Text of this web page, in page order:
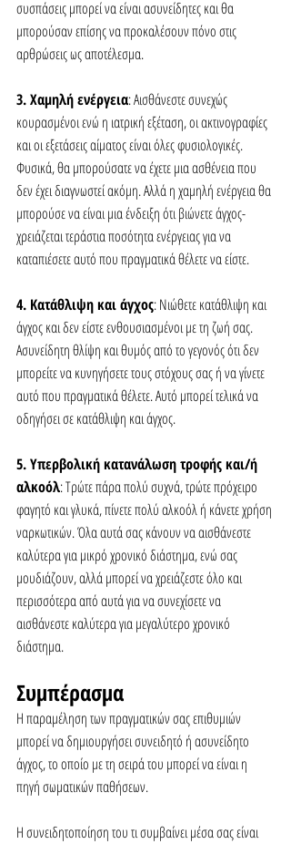
συσπάσεις μπορεί να είναι ασυνείδητες και θα
μπορούσαν επίσης να προκαλέσουν πόνο στις
αρθρώσεις ως αποτέλεσμα.
3. Χαμηλή ενέργεια: Αισθάνεστε συνεχώς
κουρασμένοι ενώ η ιατρική εξέταση, οι ακτινογραφίες
και οι εξετάσεις αίματος είναι όλες φυσιολογικές.
Φυσικά, θα μπορούσατε να έχετε μια ασθένεια που
δεν έχει διαγνωστεί ακόμη. Αλλά η χαμηλή ενέργεια θα
μπορούσε να είναι μια ένδειξη ότι βιώνετε άγχος-
χρειάζεται τεράστια ποσότητα ενέργειας για να
καταπιέσετε αυτό που πραγματικά θέλετε να είστε.
4. Κατάθλιψη και άγχος: Νιώθετε κατάθλιψη και
άγχος και δεν είστε ενθουσιασμένοι με τη ζωή σας.
Ασυνείδητη θλίψη και θυμός από το γεγονός ότι δεν
μπορείτε να κυνηγήσετε τους στόχους σας ή να γίνετε
αυτό που πραγματικά θέλετε. Αυτό μπορεί τελικά να
οδηγήσει σε κατάθλιψη και άγχος.
5. Υπερβολική κατανάλωση τροφής και/ή
αλκοόλ: Τρώτε πάρα πολύ συχνά, τρώτε πρόχειρο
φαγητό και γλυκά, πίνετε πολύ αλκοόλ ή κάνετε χρήση
ναρκωτικών. Όλα αυτά σας κάνουν να αισθάνεστε
καλύτερα για μικρό χρονικό διάστημα, ενώ σας
μουδιάζουν, αλλά μπορεί να χρειάζεστε όλο και
περισσότερα από αυτά για να συνεχίσετε να
αισθάνεστε καλύτερα για μεγαλύτερο χρονικό
διάστημα.
Συμπέρασμα
Η παραμέληση των πραγματικών σας επιθυμιών
μπορεί να δημιουργήσει συνειδητό ή ασυνείδητο
άγχος, το οποίο με τη σειρά του μπορεί να είναι η
πηγή σωματικών παθήσεων.
Η συνειδητοποίηση του τι συμβαίνει μέσα σας είναι